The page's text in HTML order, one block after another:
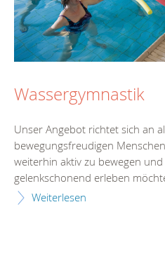
Wassergymnastik
Unser Angebot richtet sich an
bewegungsfreudigen
weiterhin aktiv zu bewegen
gelenkschonend erleben
Weiterlesen